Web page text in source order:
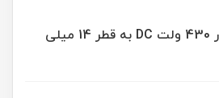
وریستور VDR به مقدار 430 ولت DC به قطر 14 میلی